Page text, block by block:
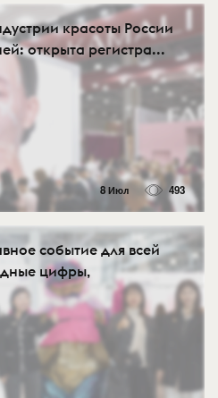
красоты России
открыта регистра...
8 Июл 493
событие для всей
цифры,